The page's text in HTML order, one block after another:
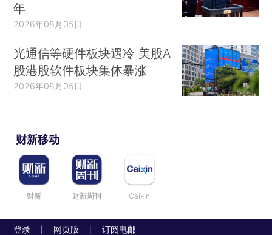
年
2026年08月05日
光通信等硬件板块遇冷 美股A
股港股软件板块集体暴涨
2026年08月05日
财新移动
财新 财新周刊 Caixin
登录 网页版 订阅电邮